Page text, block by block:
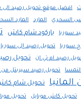
افضل موقع تحويل رصيد الى
السحري المارد المارد
سوريا باركود شام كاش
تحويل رصيد إلى سوريا
رصيد ام تي ان تحويل
تحويل رصيد سيريتل من
تحويل شام
تحويل كاش موبايل تحويل